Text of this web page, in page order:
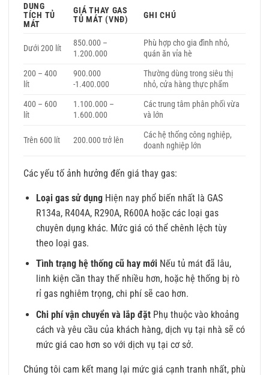
DUNG
TÍCH TỦ
MÁT
GIÁ THAY GAS
TỦ MÁT (VNĐ)
GHI CHÚ
Dưới 200 lít
850.000 –
1.200.000
Phù hợp cho gia đình nhỏ,
quán ăn vỉa hè
200 – 400
lít
900.000
-1.400.000
Thường dùng trong siêu thị
nhỏ, cửa hàng thực phẩm
400 – 600
lít
1.100.000 –
1.600.000
Các trung tâm phân phối vừa
và lớn
Trên 600 lít 200.000 trở lên
Các hệ thống công nghiệp,
doanh nghiệp lớn
Các yếu tố ảnh hưởng đến giá thay gas:
Loại gas sử dụngHiện nay phổ biến nhất là GAS
R134a, R404A, R290A, R600A hoặc các loại gas
chuyên dụng khác. Mức giá có thể chênh lệch tùy
theo loại gas.
Tình trạng hệ thống cũ hay mớiNếu tủ mát đã lâu,
linh kiện cần thay thế nhiều hơn, hoặc hệ thống bị rò
rỉ gas nghiêm trọng, chi phí sẽ cao hơn.
Chi phí vận chuyển và lắp đặtPhụ thuộc vào khoảng
cách và yêu cầu của khách hàng, dịch vụ tại nhà sẽ có
mức giá cao hơn so với dịch vụ tại cơ sở.
Chúng tôi cam kết mang lại mức giá cạnh tranh nhất, phù